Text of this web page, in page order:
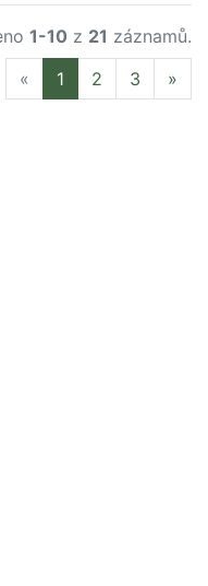
1-10 z 21 záznamů.
« Previous
1 2 3 »